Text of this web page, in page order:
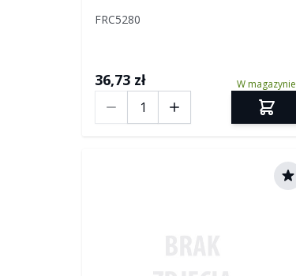
FRC5280
36,73 zł W magazynie